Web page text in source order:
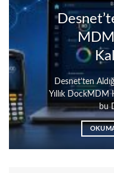
Desnet’ten
Yıllık DockMDM
bu